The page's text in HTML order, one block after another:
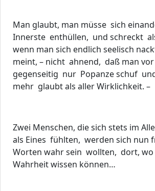
Man glaubt, man müsse sich
Innerste enthüllen, und schreckt
wenn man sich endlich seelisch
meint, – nicht ahnend, daß man
gegenseitig nur Popanze schuf
mehr glaubt als aller Wirklichkeit. –
Zwei Menschen, die sich stets im
als Eines fühlten, werden sich nun
Worten wahr sein wollten, dort,
Wahrheit wissen können…